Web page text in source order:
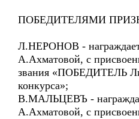
ПОБЕДИТЕЛЯМИ
Л.НЕРОНОВ -
А.Ахматовой, с
звания «ПОБЕДИТЕЛЬ
конкурса»;
В.МАЛЬЦЕВЪ -
А.Ахматовой, с